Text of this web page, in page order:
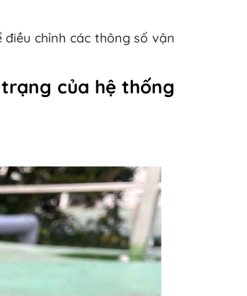
chỉnh các thông số vận
của hệ thống